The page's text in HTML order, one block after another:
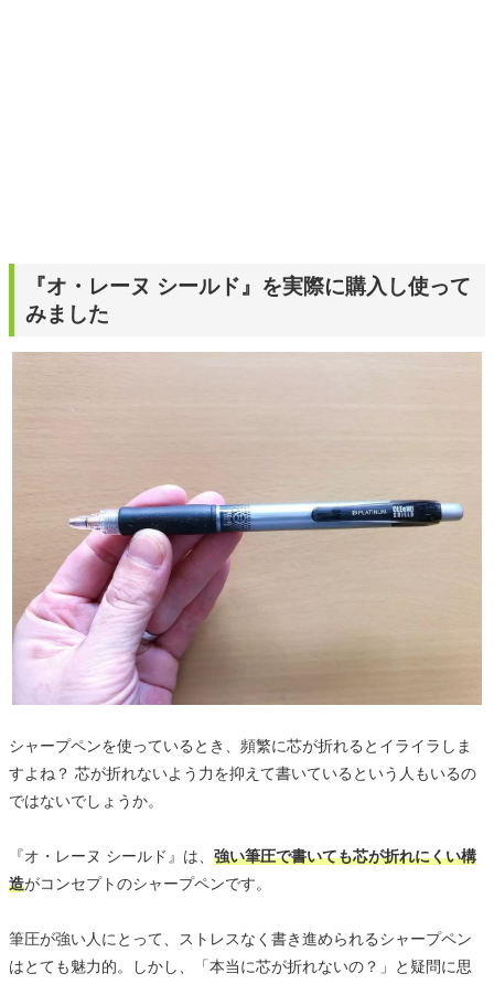
『オ・レーヌ シールド』を実際に購入し使って
みました
シャープペンを使っているとき、頻繁に芯が折れるとイライラしま
すよね？ 芯が折れないよう力を抑えて書いているという人もいるの
ではないでしょうか。
『オ・レーヌ シールド』は、 強い筆圧で書いても芯が折れにくい構
造がコンセプトのシャープペンです。
筆圧が強い人にとって、ストレスなく書き進められるシャープペン
はとても魅力的。しかし、「本当に芯が折れないの？」と疑問に思